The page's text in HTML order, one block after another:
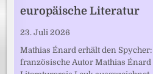
europäische Literatur
23. Juli 2026
Mathias Énard erhält den
französische Autor Mathias